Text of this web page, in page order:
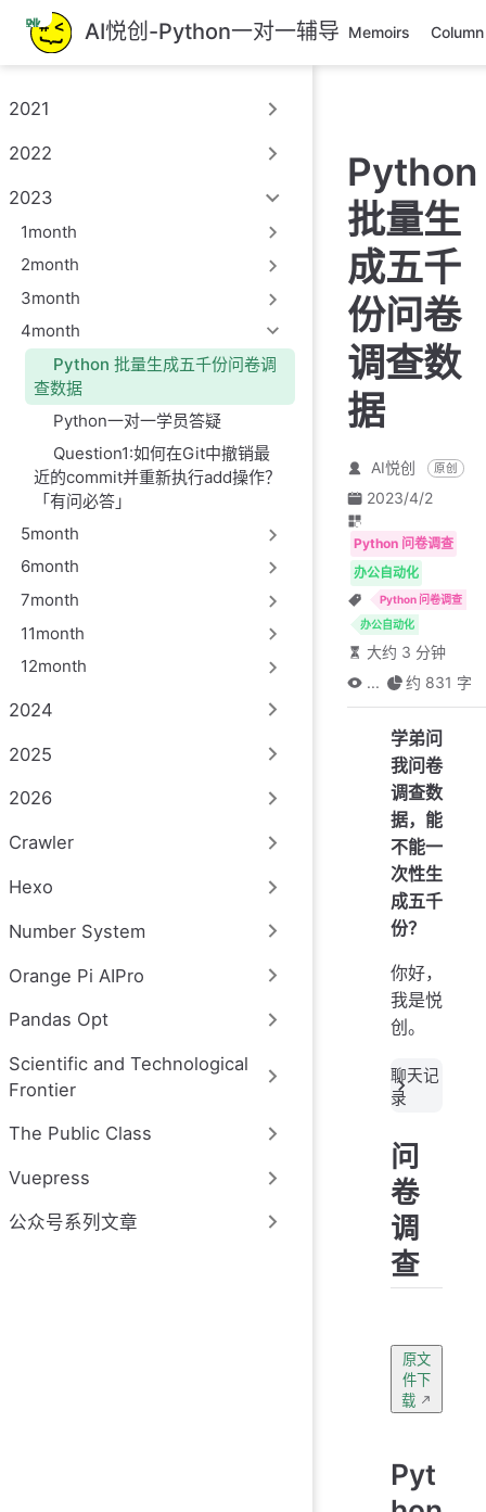
跳
至
主
內
AI悦创-Python一对一辅导 Memoirs Column
2021
2022
2023
1month
2month
3month
4month
Python 批量生成五千份问卷调
查数据
Python一对一学员答疑
Question1:如何在Git中撤销最
近的commit并重新执行add操作？
「有问必答」
5month
6month
7month
11month
12month
2024
2025
2026
Crawler
Hexo
Number System
Orange Pi AIPro
Pandas Opt
Scientific and Technological
Frontier
The Public Class
Vuepress
公众号系列文章
Python
批量生
成五千
份问卷
调查数
据
AI悦创 原创
2023/4/2
Python 问卷调查
办公自动化
Python 问卷调查
办公自动化
大约 3 分钟
...
约 831 字
学弟问
我问卷
调查数
据，能
不能一
次性生
成五千
份？
你好，
我是悦
创。
聊天记
录
问
卷
调
查
原文
件下
载
Pyt